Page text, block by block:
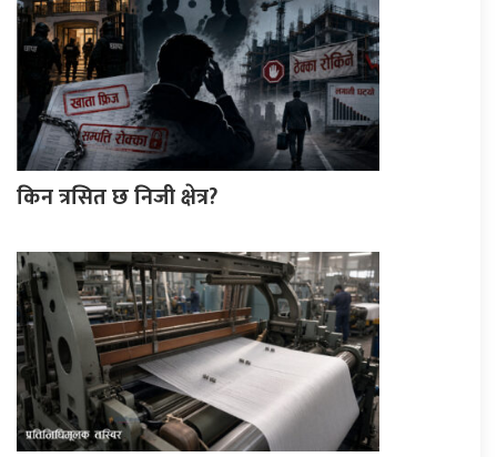
किन त्रसित छ निजी क्षेत्र?